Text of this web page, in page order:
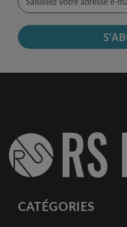
CATÉGORIES